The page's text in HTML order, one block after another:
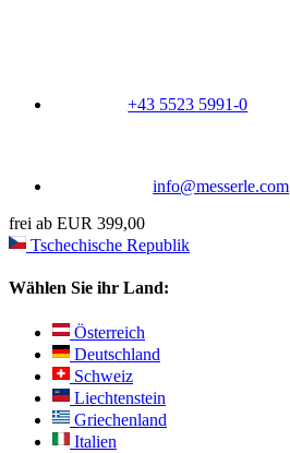
+43 5523 5991-0
info@messerle.com
frei ab EUR 399,00
Tschechische Republik
Wählen Sie ihr Land:
Österreich
Deutschland
Schweiz
Liechtenstein
Griechenland
Italien